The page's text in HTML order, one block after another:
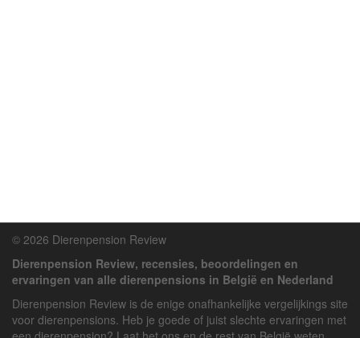
© 2026 Dierenpension Review
Dierenpension Review, recensies, beoordelingen en
ervaringen van alle dierenpensions in België en Nederland
Dierenpension Review is de enige onafhankelijke vergelijkings site
voor dierenpensions. Heb je goede of juist slechte ervaringen met